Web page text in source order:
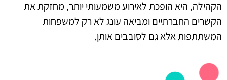
הקהילה, היא הופכת לאירוע משמעותי יותר, מחזקת את
הקשרים החברתיים ומביאה עונג לא רק למשפחות
המשתתפות אלא גם לסובבים אותן.